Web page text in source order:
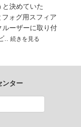
決めていた
ォグ用スフィア
ルーザーに取り付
.. 続きを見る
ンター